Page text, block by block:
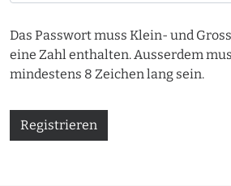
Das Passwort muss Klein- und
eine Zahl enthalten. Ausserdem
mindestens 8 Zeichen lang sein.
Registrieren